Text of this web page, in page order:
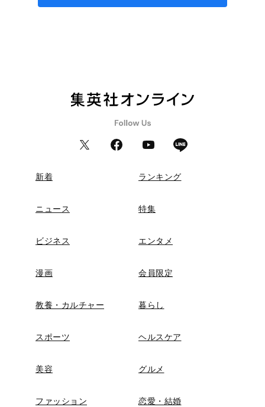
新着 ランキング
ニュース 特集
ビジネス エンタメ
漫画 会員限定
教養・カルチャー 暮らし
スポーツ ヘルスケア
美容 グルメ
ファッション 恋愛・結婚